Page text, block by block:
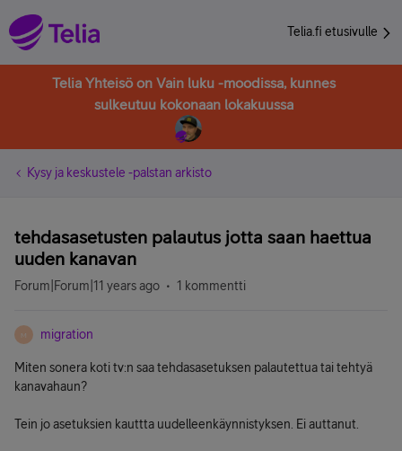
Telia.fi etusivulle
Telia Yhteisö on Vain luku -moodissa, kunnes
sulkeutuu kokonaan lokakuussa
Kysy ja keskustele -palstan arkisto
tehdasasetusten palautus jotta saan haettua
uuden kanavan
Forum|Forum|11 years ago 1 kommentti
M migration
Miten sonera koti tv:n saa tehdasasetuksen palautettua tai tehtyä
kanavahaun?
Tein jo asetuksien kauttta uudelleenkäynnistyksen. Ei auttanut.